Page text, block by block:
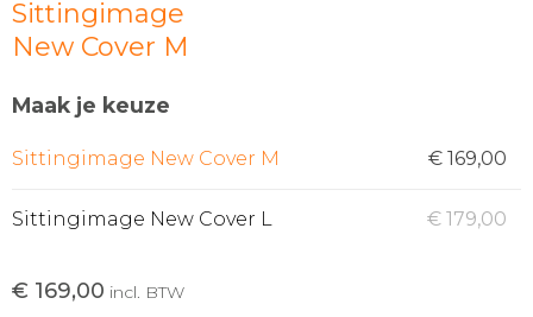
Sittingimage
New Cover M
Maak je keuze
Sittingimage New Cover M € 169,00
Sittingimage New Cover L € 179,00
€ 169,00 incl. BTW